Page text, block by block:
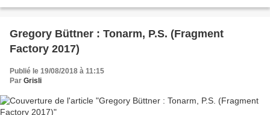
Gregory Büttner : Tonarm, P.S. (Fragment
Factory 2017)
Publié le 19/08/2018 à 11:15
Par Grisli